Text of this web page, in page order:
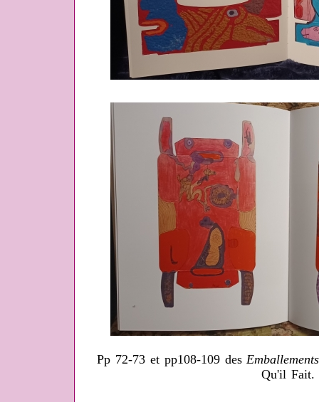
Pp 72-73 et pp108-109 des
Qu'il Fait.